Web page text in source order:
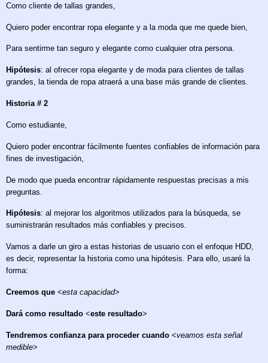
Como cliente de tallas grandes,
Quiero poder encontrar ropa elegante y a la moda que me quede bien,
Para sentirme tan seguro y elegante como cualquier otra persona.
Hipótesis: al ofrecer ropa elegante y de moda para clientes de tallas
grandes, la tienda de ropa atraerá a una base más grande de clientes.
Historia # 2
Como estudiante,
Quiero poder encontrar fácilmente fuentes confiables de información para
fines de investigación,
De modo que pueda encontrar rápidamente respuestas precisas a mis
preguntas.
Hipótesis: al mejorar los algoritmos utilizados para la búsqueda, se
suministrarán resultados más confiables y precisos.
Vamos a darle un giro a estas historias de usuario con el enfoque HDD,
es decir, representar la historia como una hipótesis. Para ello, usaré la
forma:
Creemos que <esta capacidad>
Dará como resultado <este resultado>
Tendremos confianza para proceder cuando <veamos esta señal
medible>